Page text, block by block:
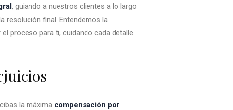
, guiando a nuestros clientes a lo largo
resolución final. Entendemos la
proceso para ti, cuidando cada detalle
la máxima compensación por